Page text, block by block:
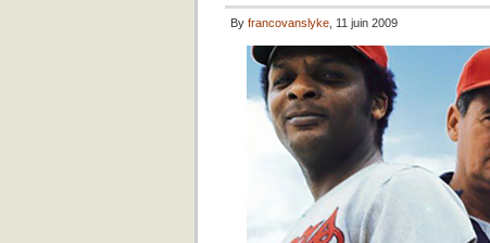
By francovanslyke , 11 juin 2009